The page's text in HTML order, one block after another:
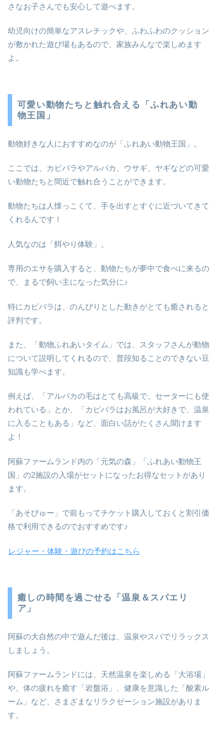
さなお子さんでも安心して遊べます。
幼児向けの簡単なアスレチックや、ふわふわのクッション
が敷かれた遊び場もあるので、家族みんなで楽しめます
よ。
可愛い動物たちと触れ合える「ふれあい動
物王国」
動物好きな人におすすめなのが「ふれあい動物王国」。
ここでは、カピバラやアルパカ、ウサギ、ヤギなどの可愛
い動物たちと間近で触れ合うことができます。
動物たちは人懐っこくて、手を出すとすぐに近づいてきて
くれるんです！
人気なのは「餌やり体験」。
専用のエサを購入すると、動物たちが夢中で食べに来るの
で、まるで飼い主になった気分に♪
特にカピバラは、のんびりとした動きがとても癒されると
評判です。
また、「動物ふれあいタイム」では、スタッフさんが動物
について説明してくれるので、普段知ることのできない豆
知識も学べます。
例えば、「アルパカの毛はとても高級で、セーターにも使
われている」とか、「カピバラはお風呂が大好きで、温泉
に入ることもある」など、面白い話がたくさん聞けます
よ！
阿蘇ファームランド内の「元気の森」「ふれあい動物王
国」の2施設の入場がセットになったお得なセットがあり
ます。
「あそびゅー」で前もってチケット購入しておくと割引価
格で利用できるのでおすすめです♪
レジャー・体験・遊びの予約はこちら
癒しの時間を過ごせる「温泉＆スパエリ
ア」
阿蘇の大自然の中で遊んだ後は、温泉やスパでリラックス
しましょう。
阿蘇ファームランドには、天然温泉を楽しめる「大浴場」
や、体の疲れを癒す「岩盤浴」、健康を意識した「酸素ル
ーム」など、さまざまなリラクゼーション施設がありま
す。